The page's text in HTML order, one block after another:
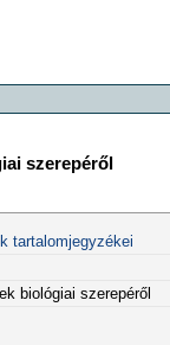
szerepéről
tartalomjegyzékei
biológiai szerepéről